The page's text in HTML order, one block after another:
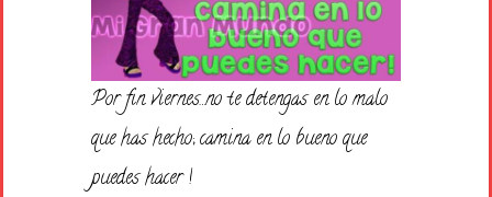
Por fin viernes…no te detengas en lo malo
que has hecho; camina en lo bueno que
puedes hacer !